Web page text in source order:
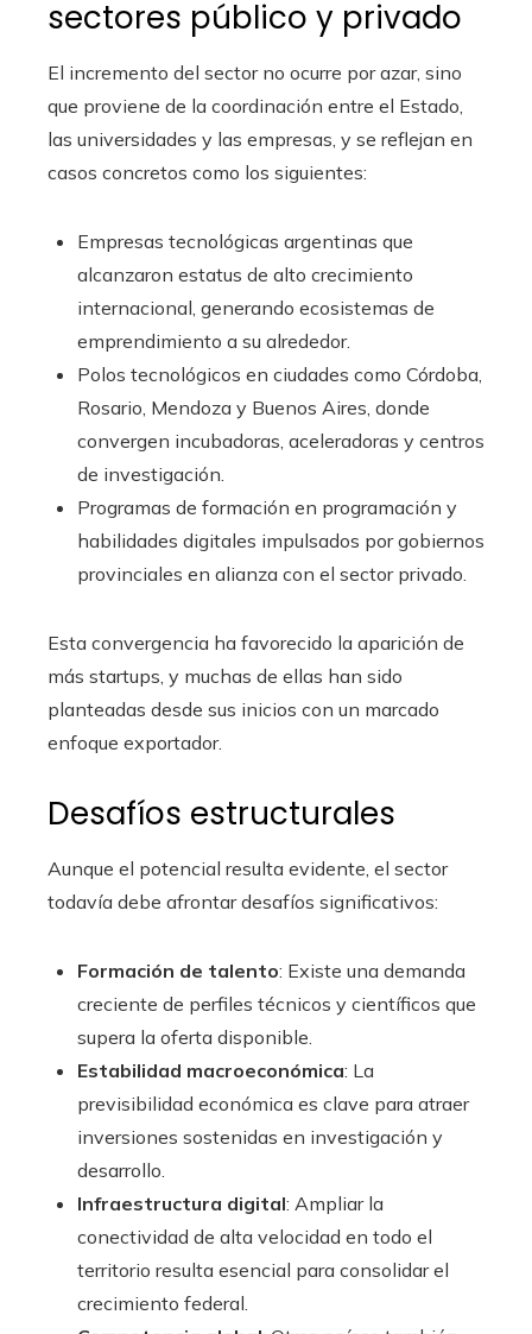
sectores público y privado
El incremento del sector no ocurre por azar, sino
que proviene de la coordinación entre el Estado,
las universidades y las empresas, y se reflejan en
casos concretos como los siguientes:
Empresas tecnológicas argentinas que
alcanzaron estatus de alto crecimiento
internacional, generando ecosistemas de
emprendimiento a su alrededor.
Polos tecnológicos en ciudades como Córdoba,
Rosario, Mendoza y Buenos Aires, donde
convergen incubadoras, aceleradoras y centros
de investigación.
Programas de formación en programación y
habilidades digitales impulsados por gobiernos
provinciales en alianza con el sector privado.
Esta convergencia ha favorecido la aparición de
más startups, y muchas de ellas han sido
planteadas desde sus inicios con un marcado
enfoque exportador.
Desafíos estructurales
Aunque el potencial resulta evidente, el sector
todavía debe afrontar desafíos significativos:
Formación de talento: Existe una demanda
creciente de perfiles técnicos y científicos que
supera la oferta disponible.
Estabilidad macroeconómica: La
previsibilidad económica es clave para atraer
inversiones sostenidas en investigación y
desarrollo.
Infraestructura digital: Ampliar la
conectividad de alta velocidad en todo el
territorio resulta esencial para consolidar el
crecimiento federal.